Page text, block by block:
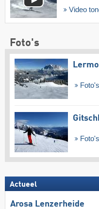
Video
Foto's
Actueel
Arosa Lenzerheide